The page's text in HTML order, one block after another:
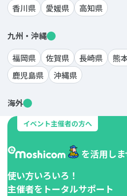
香川県
愛媛県 高知県
九州・沖縄
福岡県
佐賀県 長崎県 熊
鹿児島県
沖縄県
海外
イベント主催者の方へ
を活用し
使い方いろいろ！
主催者をトータルサポート